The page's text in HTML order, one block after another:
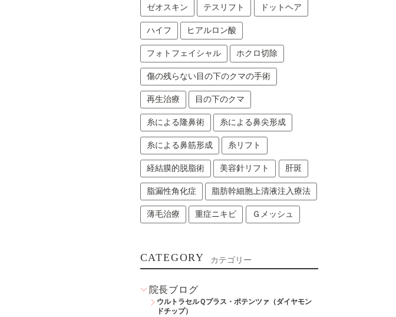
ゼオスキン テスリフト ドットヘア
ハイフ ヒアルロン酸
フォトフェイシャル ホクロ切除
傷の残らない目の下のクマの手術
再生治療 目の下のクマ
糸による隆鼻術 糸による鼻尖形成
糸による鼻筋形成 糸リフト
経結膜的脱脂術 美容針リフト 肝斑
脂漏性角化症 脂肪幹細胞上清液注入療法
薄毛治療 重症ニキビ Ｇメッシュ
CATEGORY カテゴリー
院長ブログ
ウルトラセルＱプラス・ポテンツァ（ダイヤモン
ドチップ）